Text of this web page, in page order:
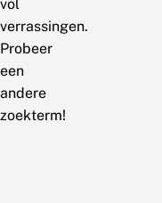
vol
verrassingen.
Probeer
een
andere
zoekterm!